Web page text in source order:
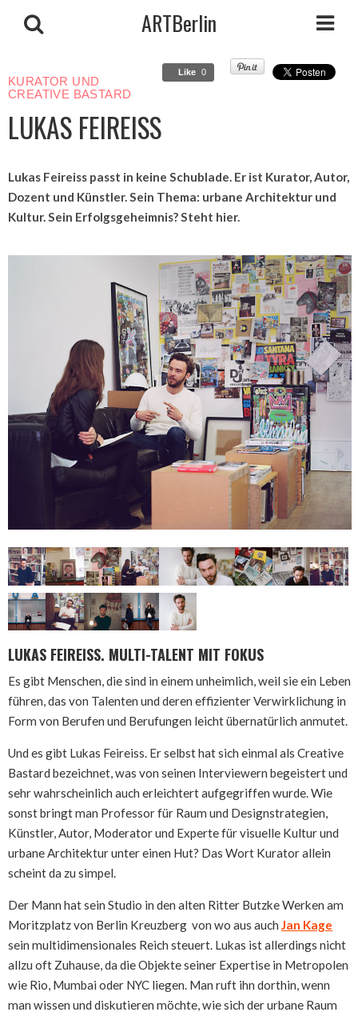
Like 0
KURATOR UND
CREATIVE BASTARD
LUKAS FEIREISS
Lukas Feireiss passt in keine Schublade. Er ist Kurator, Autor,
Dozent und Künstler. Sein Thema: urbane Architektur und
Kultur. Sein Erfolgsgeheimnis? Steht hier.
LUKAS FEIREISS. MULTI-TALENT MIT FOKUS
Es gibt Menschen, die sind in einem unheimlich, weil sie ein Leben
führen, das von Talenten und deren effizienter Verwirklichung in
Form von Berufen und Berufungen leicht übernatürlich anmutet.
Und es gibt Lukas Feireiss. Er selbst hat sich einmal als Creative
Bastard bezeichnet, was von seinen Interviewern begeistert und
sehr wahrscheinlich auch erleichtert aufgegriffen wurde. Wie
sonst bringt man Professor für Raum und Designstrategien,
Künstler, Autor, Moderator und Experte für visuelle Kultur und
urbane Architektur unter einen Hut? Das Wort Kurator allein
scheint da zu simpel.
Der Mann hat sein Studio in den alten Ritter Butzke Werken am
Moritzplatz von Berlin Kreuzberg von wo aus auch Jan Kage
sein multidimensionales Reich steuert. Lukas ist allerdings nicht
allzu oft Zuhause, da die Objekte seiner Expertise in Metropolen
wie Rio, Mumbai oder NYC liegen. Man ruft ihn dorthin, wenn
man wissen und diskutieren möchte, wie sich der urbane Raum
ARTBerlin